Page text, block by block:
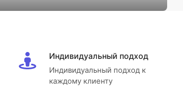
Индивидуальный подход
Индивидуальный подход к
каждому клиенту